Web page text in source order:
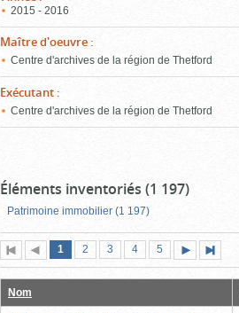
2015 - 2016
Maître d'oeuvre :
Centre d'archives de la région de Thetford
Exécutant :
Centre d'archives de la région de Thetford
Éléments inventoriés (1 197)
Patrimoine immobilier (1 197)
Première
page
Page
précédente
Page
1 (page
actuelle)
Page
2 Page
3 Page
4 Page
5
suivante
page
Nom